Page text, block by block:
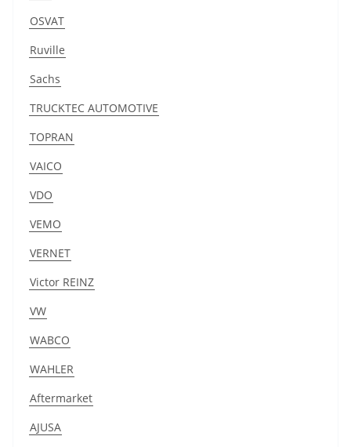
OSVAT
Ruville
Sachs
TRUCKTEC AUTOMOTIVE
TOPRAN
VAICO
VDO
VEMO
VERNET
Victor REINZ
VW
WABCO
WAHLER
Aftermarket
AJUSA